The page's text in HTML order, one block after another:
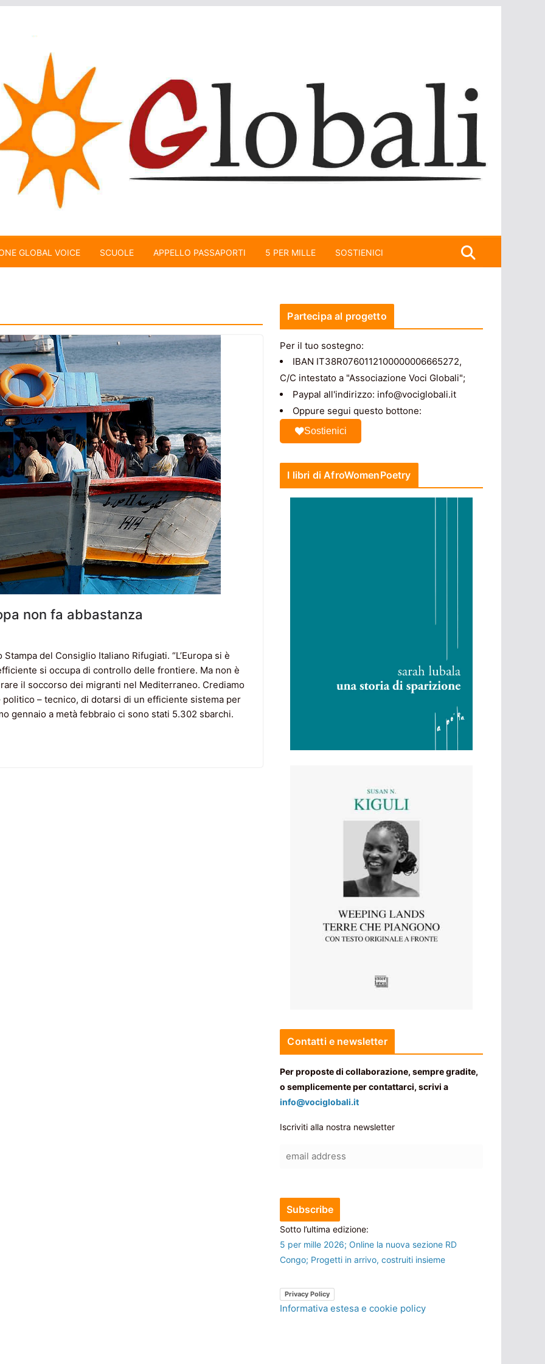
GLOBAL VOICE SCUOLE APPELLO PASSAPORTI 5 PER MILLE SOSTIENICI
non fa abbastanza
del Consiglio Italiano Rifugiati. “L’Europa si è
si occupa di controllo delle frontiere. Ma non è
il soccorso dei migranti nel Mediterraneo. Crediamo
– tecnico, di dotarsi di un efficiente sistema per
gennaio a metà febbraio ci sono stati 5.302 sbarchi.
Partecipa al progetto
Per il tuo sostegno:
IBAN IT38R0760112100000006665272,
C/C intestato a "Associazione Voci Globali";
Paypal all'indirizzo: info@vociglobali.it
Oppure segui questo bottone:
Sostienici
I libri di AfroWomenPoetry
Contatti e newsletter
Per proposte di collaborazione, sempre gradite,
o semplicemente per contattarci, scrivi a
info@vociglobali.it
Iscriviti alla nostra newsletter
Sotto l’ultima edizione:
5 per mille 2026; Online la nuova sezione RD
Congo; Progetti in arrivo, costruiti insieme
Privacy Policy
Informativa estesa e cookie policy